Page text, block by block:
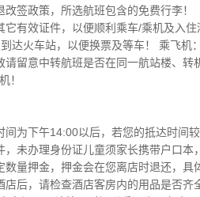
签政策，所选航班包含的免费行李！
有效证件，以便顺利乘车/乘机及入住
达火车站，以便换票及等车！ 乘飞机
留意中转航班是否在同一航站楼、
！
为下午14:00以后，若您的抵达时间
未办理身份证儿童须家长携带户口本
量押金，押金会在您离店时退还，具
后，请检查酒店客房内的用品是否